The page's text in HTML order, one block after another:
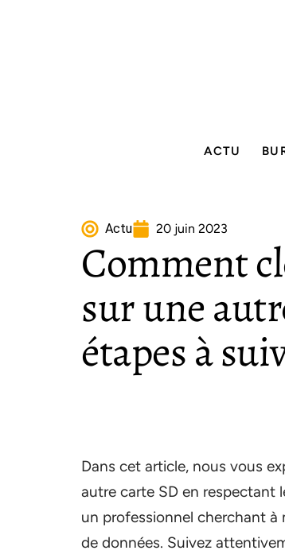
ACTU
Actu 20 juin 2023
Comment
sur une
étapes à
Dans cet article, nous vous
autre carte SD en respectant
un professionnel cherchant
de données. Suivez